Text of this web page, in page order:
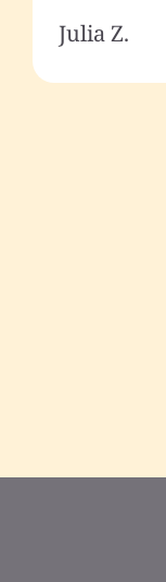
Julia Z.